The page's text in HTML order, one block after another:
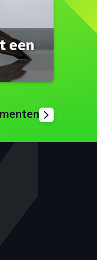
een